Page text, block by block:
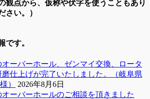
観点から、仮称や伏字を使うこともあり
さい。）
です。
オーバーホール、ゼンマイ交換、ロータ
仕上げが完了いたしました。（岐阜県
）
2026年8月6日
ーバーホールのご相談を頂きました